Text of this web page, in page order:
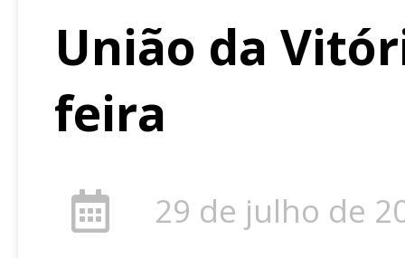
União da
feira
29 de julho de